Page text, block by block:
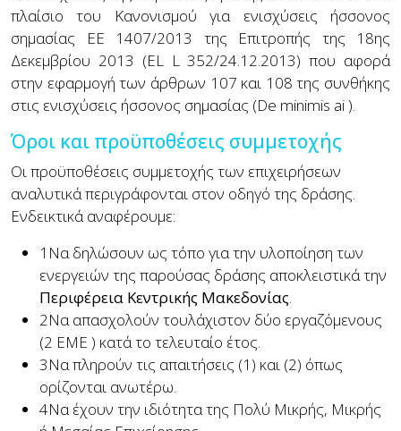
πλαίσιο του Κανονισμού για ενισχύσεις ήσσονος
σημασίας ΕΕ 1407/2013 της Επιτροπής της 18ης
Δεκεμβρίου 2013 (EL L 352/24.12.2013) που αφορά
στην εφαρμογή των άρθρων 107 και 108 της συνθήκης
στις ενισχύσεις ήσσονος σημασίας (De minimis ai).
Όροι και προϋποθέσεις συμμετοχής
Οι προϋποθέσεις συμμετοχής των επιχειρήσεων
αναλυτικά περιγράφονται στον οδηγό της δράσης.
Ενδεικτικά αναφέρουμε:
1 Να δηλώσουν ως τόπο για την υλοποίηση των
ενεργειών της παρούσας δράσης αποκλειστικά την
Περιφέρεια Κεντρικής Μακεδονίας.
2Να απασχολούν τουλάχιστον δύο εργαζόμενους
(2 ΕΜΕ ) κατά το τελευταίο έτος.
3Να πληρούν τις απαιτήσεις (1) και (2) όπως
ορίζονται ανωτέρω.
4Να έχουν την ιδιότητα της Πολύ Μικρής, Μικρής